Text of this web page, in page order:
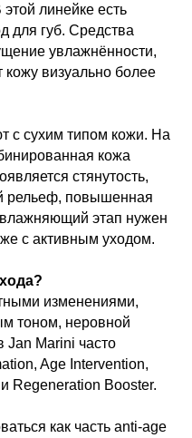
линейке есть
для губ. Средства
увлажнённости,
кожу визуально более
с сухим типом кожи. На
кожа
стянутость,
рельеф, повышенная
этап нужен
с активным уходом.
изменениями,
тоном, неровной
Jan Marini часто
Age Intervention,
Regeneration Booster.
как часть anti-age